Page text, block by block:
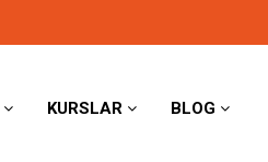
KURSLAR BLOG